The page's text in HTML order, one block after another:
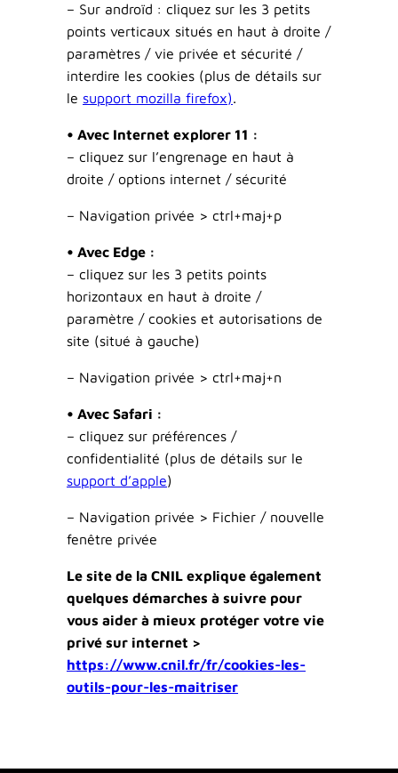
– Sur androïd : cliquez sur les 3 petits
points verticaux situés en haut à droite /
paramètres / vie privée et sécurité /
interdire les cookies (plus de détails sur
le support mozilla firefox).
• Avec Internet explorer 11 :
– cliquez sur l’engrenage en haut à
droite / options internet / sécurité
– Navigation privée > ctrl+maj+p
• Avec Edge :
– cliquez sur les 3 petits points
horizontaux en haut à droite /
paramètre / cookies et autorisations de
site (situé à gauche)
– Navigation privée > ctrl+maj+n
• Avec Safari :
– cliquez sur préférences /
confidentialité (plus de détails sur le
support d’apple)
– Navigation privée > Fichier / nouvelle
fenêtre privée
Le site de la CNIL explique également
quelques démarches à suivre pour
vous aider à mieux protéger votre vie
privé sur internet >
https://www.cnil.fr/fr/cookies-les-
outils-pour-les-maitriser